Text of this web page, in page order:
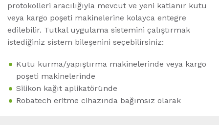
protokolleri aracılığıyla mevcut ve yeni katlanır kutu
veya kargo poşeti makinelerine kolayca entegre
edilebilir. Tutkal uygulama sistemini çalıştırmak
istediğiniz sistem bileşenini seçebilirsiniz:
Kutu kurma/yapıştırma makinelerinde veya kargo
poşeti makinelerinde
Silikon kağıt aplikatöründe
Robatech eritme cihazında bağımsız olarak